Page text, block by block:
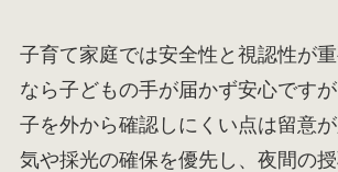
子育て家庭では安全性と視認性が
なら子どもの手が届かず安心です
子を外から確認しにくい点は留意
気や採光の確保を優先し、夜間の